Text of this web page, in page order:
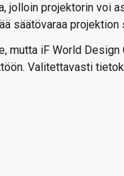
projektorin voi
säätövaraa projektion
mutta iF World Design
Valitettavasti